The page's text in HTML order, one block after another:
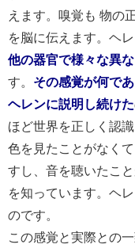
えます。嗅覚も 物の
を脳に伝えます。ヘ
他の器官で様々な異
す。 その感覚が何で
ヘレンに説明し続けた
ほど世界を正しく認識
色を見たことがなく
すし、音を聴いたこ
を知っています。ヘ
のです。
この感覚と実際との